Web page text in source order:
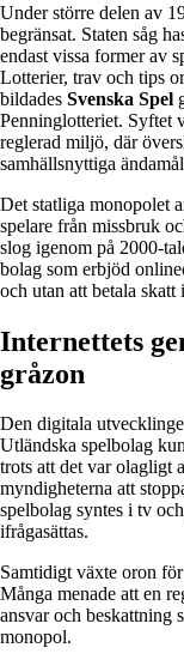
Under större delen av
begränsat. Staten såg
endast vissa former av
Lotterier, trav och tips
bildades Svenska Spel
Penninglotteriet. Syftet
reglerad miljö, där
samhällsnyttiga
Det statliga monopolet
spelare från missbruk
slog igenom på 2000-
bolag som erbjöd
och utan att betala skatt
Internettets
gråzon
Den digitala
Utländska spelbolag
trots att det var olagligt
myndigheterna att
spelbolag syntes i tv
ifrågasättas.
Samtidigt växte oron
Många menade att en
ansvar och beskattning
monopol.